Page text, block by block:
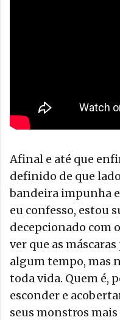
Afinal e até que
definido de que
bandeira impunha
eu confesso, estou
decepcionado com
ver que as
algum tempo, mas
toda vida. Quem é,
esconder e
seus monstros